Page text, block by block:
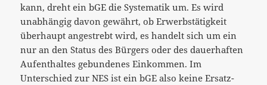
kann, dreht ein bGE die Systematik um. Es wird
unabhängig davon gewährt, ob Erwerbstätigkeit
überhaupt angestrebt wird, es handelt sich um ein
nur an den Status des Bürgers oder des dauerhaften
Aufenthaltes gebundenes Einkommen. Im
Unterschied zur NES ist ein bGE also keine Ersatz-